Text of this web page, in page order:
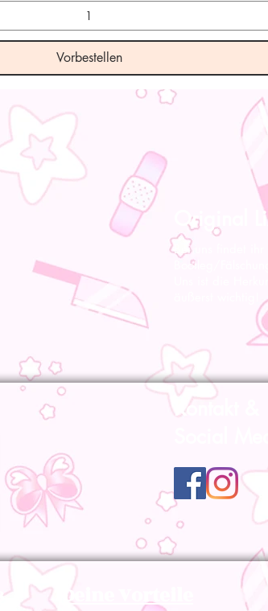
Vorbestellen
Original
Bei uns findet ihr
Bootleg/
Uns ist die
Kontakt &
Deine Vorteile